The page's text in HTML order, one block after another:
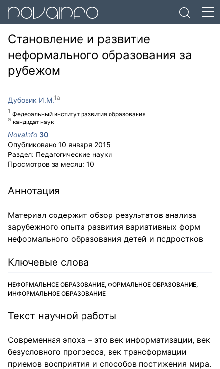
Становление и развитие
неформального образования за
рубежом
Дубовик И.М.
Федеральный институт развития образования
кандидат наук
NovaInfo 30
Опубликовано 10 января 2015
Раздел: Педагогические науки
Просмотров за месяц: 10
Аннотация
Материал содержит обзор результатов анализа
зарубежного опыта развития вариативных форм
неформального образования детей и подростков
Ключевые слова
НЕФОРМАЛЬНОЕ ОБРАЗОВАНИЕ, ФОРМАЛЬНОЕ ОБРАЗОВАНИЕ,
ИНФОРМАЛЬНОЕ ОБРАЗОВАНИЕ
Текст научной работы
Современная эпоха – это век информатизации, век
безусловного прогресса, век трансформации
приемов восприятия и способов постижения мира.